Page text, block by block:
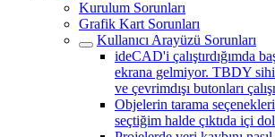
Kurulum Sorunları
Grafik Kart Sorunları
Kullanıcı Arayüzü Sorunları
ideCAD'i çalıştırdığımda
ekrana gelmiyor. TBDY
ve çevrimdışı butonları
Objelerin tarama
seçtiğim halde çıktıda içi